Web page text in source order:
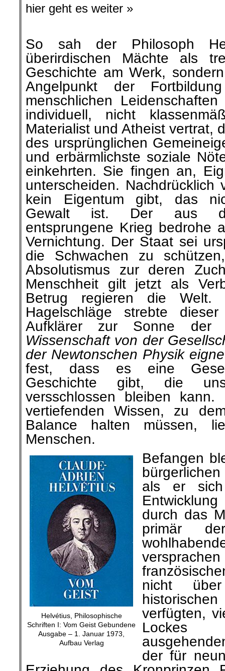
hier geht es weiter »
So sah der Philosoph
überirdischen Mächte als
Geschichte am Werk,
Angelpunkt der
menschlichen
individuell, nicht
Materialist und Atheist vertrat,
des ursprünglichen
und erbärmlichste soziale
einkehrten. Sie fingen an,
unterscheiden. Nachdrücklich
kein Eigentum gibt, das
Gewalt ist. Der aus
entsprungene Krieg bedrohe
Vernichtung. Der Staat sei
die Schwachen zu
Absolutismus zur deren
Menschheit gilt jetzt als
Betrug regieren die Welt.
Hagelschläge strebte
Aufklärer zur Sonne der
Wissenschaft von der
der Newtonschen Physik
fest, dass es eine
Geschichte gibt, die
versschlossen bleiben
vertiefenden Wissen, zu
Balance halten müssen,
Menschen.
Helvétius, Philosophische
Schriften I: Vom Geist Gebundene
Ausgabe – 1. Januar 1973,
Aufbau Verlag
Befangen
als er sich
durch das
primär
nicht
verfügten,
Lockes
der für